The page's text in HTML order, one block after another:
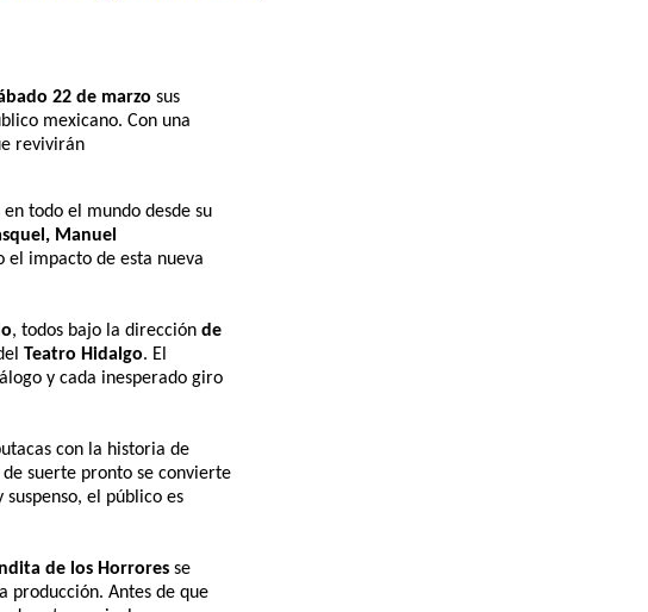
22 de marzo sus
mexicano. Con una
revivirán
todo el mundo desde su
Manuel
el impacto de esta nueva
, todos bajo la dirección de
Teatro Hidalgo. El
y cada inesperado giro
con la historia de
suerte pronto se convierte
el público es
de los Horrores se
producción. Antes de que